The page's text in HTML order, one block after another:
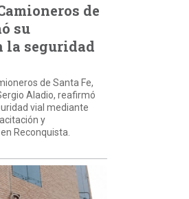
de
su
la seguridad
de Santa Fe,
Aladio, reafirmó
vial mediante
y
Reconquista.